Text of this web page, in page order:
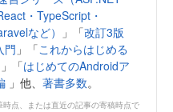
・TypeScript・
など）
」「改訂3版
門 」「これからはじめる
」「はじめてのAndroidア
」他、 著書多数。
点、または直近の記事の寄稿時点で